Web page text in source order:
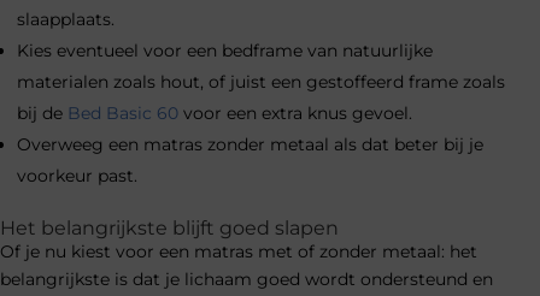
slaapplaats.
Kies eventueel voor een bedframe van natuurlijke
materialen zoals hout, of juist een gestoffeerd frame zoals
bij de Bed Basic 60 voor een extra knus gevoel.
Overweeg een matras zonder metaal als dat beter bij je
voorkeur past.
Het belangrijkste blijft goed slapen
Of je nu kiest voor een matras met of zonder metaal: het
belangrijkste is dat je lichaam goed wordt ondersteund en